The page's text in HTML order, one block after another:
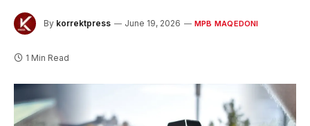
By korrektpress June 19, 2026 MPB MAQEDONI
1 Min Read